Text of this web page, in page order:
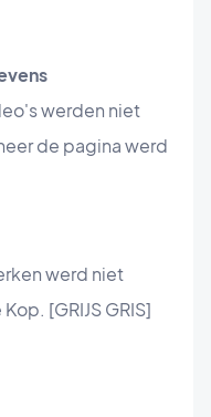
werden niet
de pagina werd
werd niet
[GRIJS GRIS]